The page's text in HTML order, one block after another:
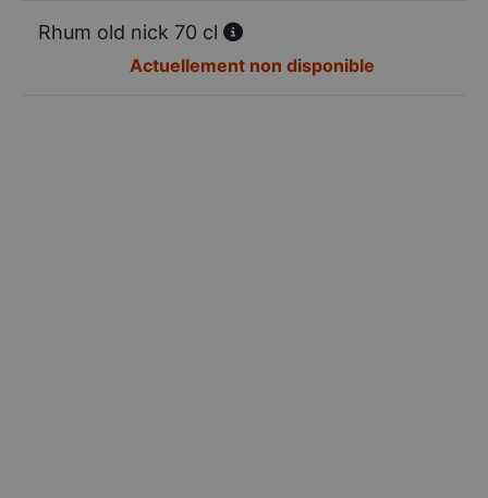
Rhum old nick 70 cl
Actuellement non disponible